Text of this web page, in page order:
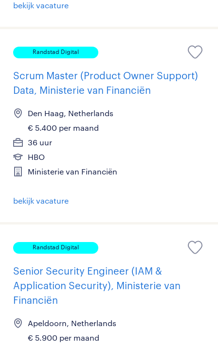
bekijk vacature
Randstad Digital
Scrum Master (Product Owner Support)
Data, Ministerie van Financiën
Den Haag, Netherlands
€ 5.400 per maand
36 uur
HBO
Ministerie van Financiën
bekijk vacature
Randstad Digital
Senior Security Engineer (IAM &
Application Security), Ministerie van
Financiën
Apeldoorn, Netherlands
€ 5.900 per maand